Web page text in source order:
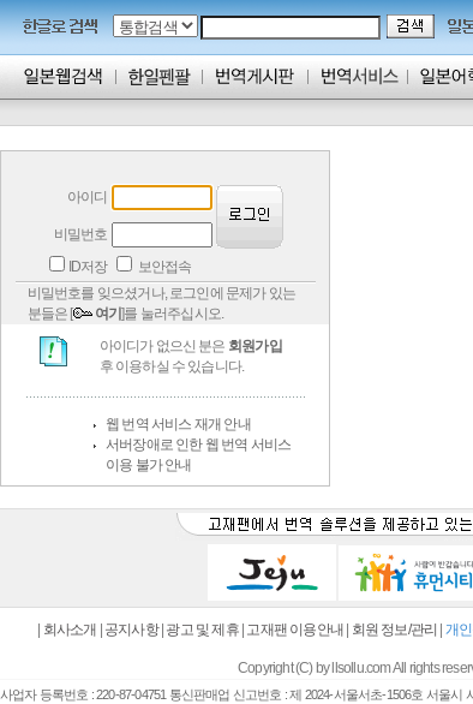
아이디
비밀번호
ID저장
보안접속
비밀번호를 잊으셨거나, 로그인에 문제가 있는
분들은 [
여기]를 눌러주십시오.
아이디가 없으신 분은 회원가입
후 이용하실 수 있습니다.
웹 번역 서비스 재개 안내
서버장애로 인한 웹 번역 서비스
이용 불가 안내
회사소개 공지사항| 광고 및 제휴| 고재팬 이용안내 회원 정보/관리 개
Copyright (C) by llsollu.com All rights
사업자 등록번호 : 220-87-04751 통신판매업 신고번호 : 제 2024-서울서초-1506호 서울시